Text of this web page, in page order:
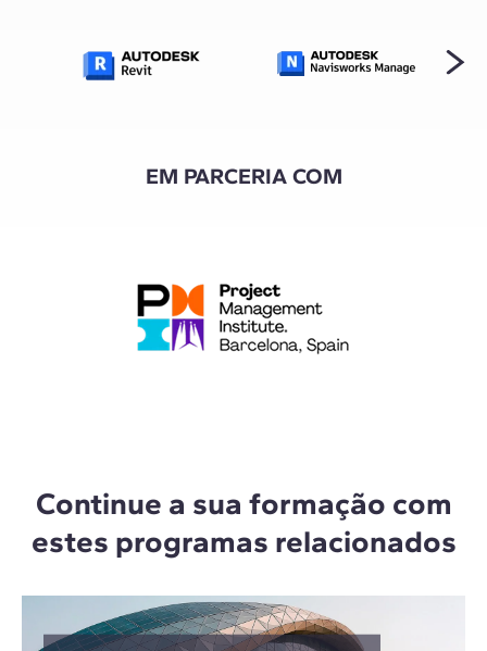
EM PARCERIA COM
Continue a sua formação com
estes programas relacionados